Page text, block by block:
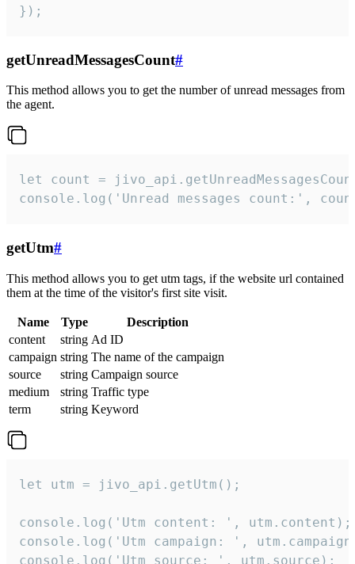
});
getUnreadMessagesCount#
This method allows you to get the number of unread messages from
the agent.
let count =
console.log('Unread messages count:',
getUtm#
This method allows you to get utm tags, if the website url contained
them at the time of the visitor's first site visit.
Name Type
Description
content
string Ad ID
campaign string The name of the campaign
source
string Campaign source
medium
string Traffic type
term
string Keyword
let utm = jivo_api.getUtm();
console.log('Utm content: ', utm.content);
console.log('Utm campaign: ',
console.log('Utm source: ', utm.source);